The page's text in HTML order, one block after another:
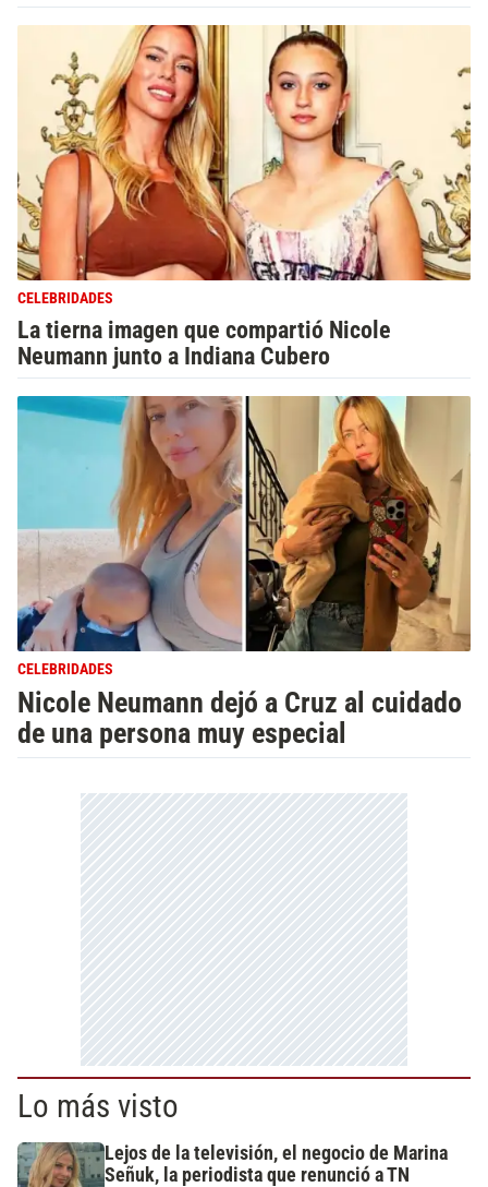
CELEBRIDADES
La tierna imagen que compartió Nicole
Neumann junto a Indiana Cubero
CELEBRIDADES
Nicole Neumann dejó a Cruz al cuidado
de una persona muy especial
Lo más visto
Lejos de la televisión, el negocio de Marina
Señuk, la periodista que renunció a TN